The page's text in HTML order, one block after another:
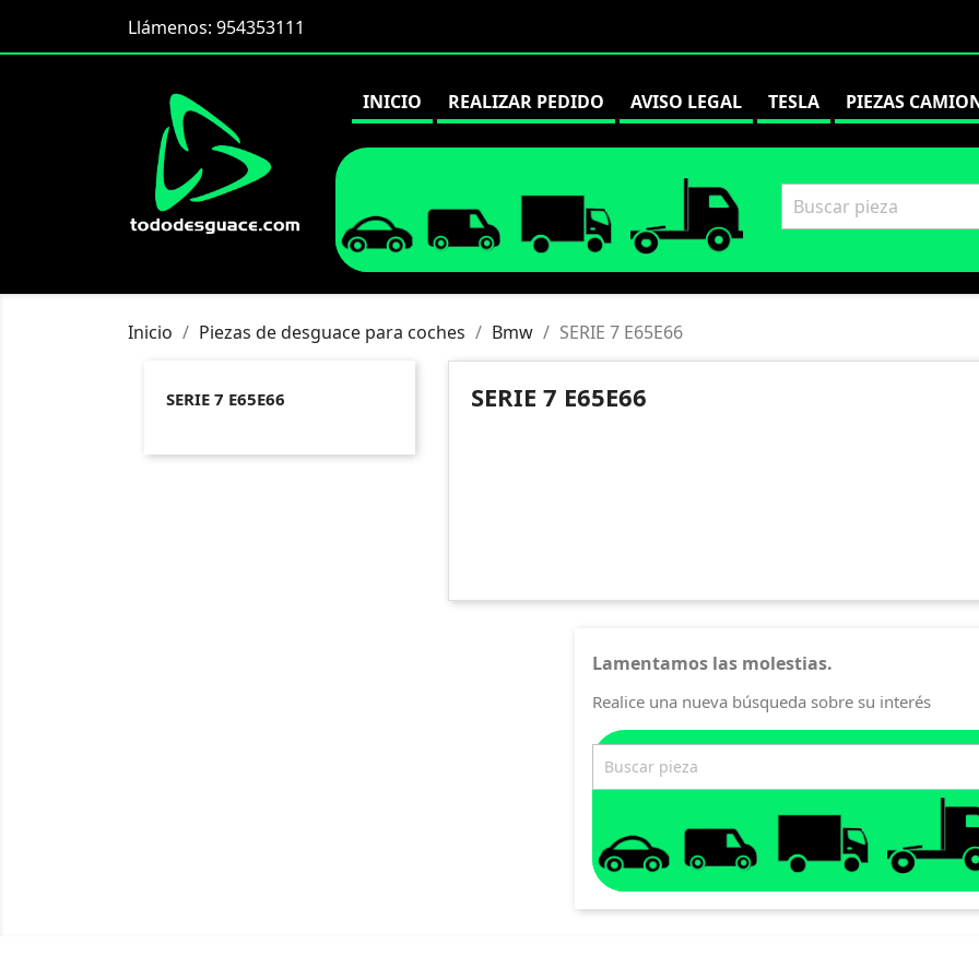
Llámenos: 954353111
INICIO REALIZAR PEDIDO AVISO LEGAL TESLA PIEZAS
Inicio Piezas de desguace para coches Bmw SERIE 7 E65E66
SERIE 7 E65E66 SERIE 7 E65E66
Lamentamos las molestias.
Realice una nueva búsqueda sobre su interés